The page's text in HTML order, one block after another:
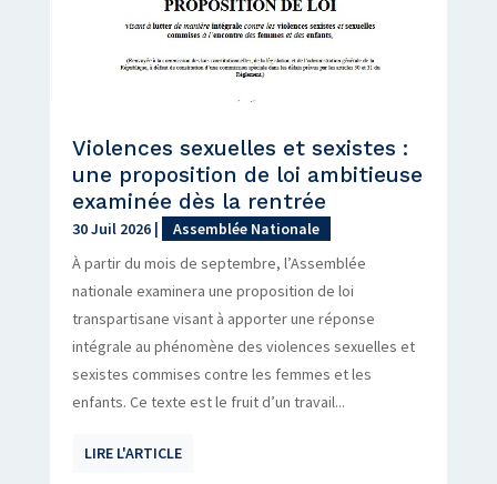
Violences sexuelles et sexistes :
une proposition de loi ambitieuse
examinée dès la rentrée
30 Juil 2026|
Assemblée Nationale
À partir du mois de septembre, l’Assemblée
nationale examinera une proposition de loi
transpartisane visant à apporter une réponse
intégrale au phénomène des violences sexuelles et
sexistes commises contre les femmes et les
enfants. Ce texte est le fruit d’un travail...
LIRE L'ARTICLE